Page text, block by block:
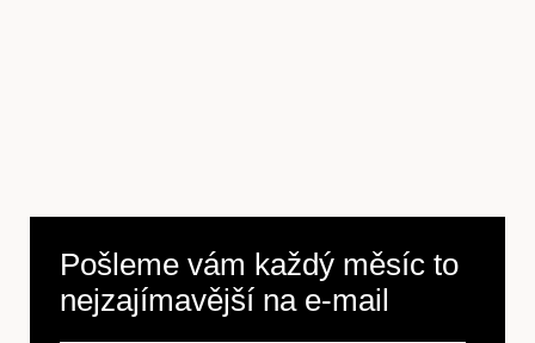
Pošleme vám každý měsíc to
nejzajímavější na e-mail